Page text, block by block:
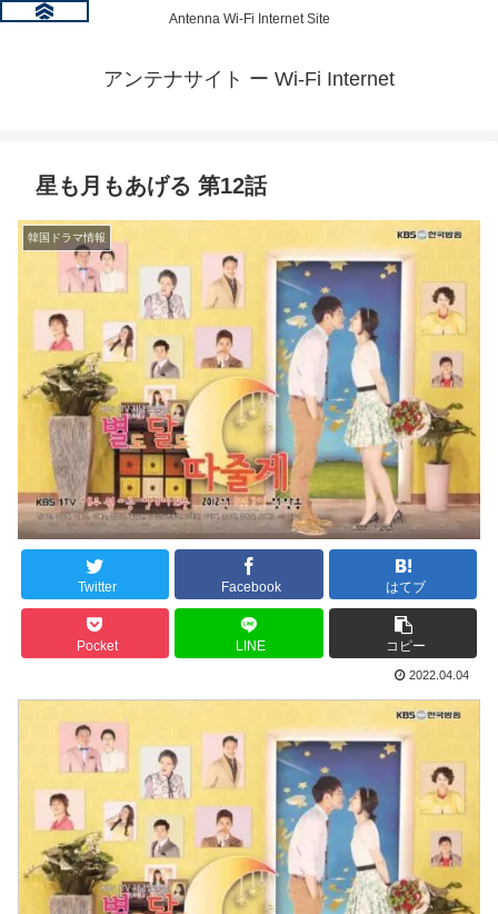
Antenna Wi-Fi Internet Site
アンテナサイト ー Wi-Fi Internet
星も月もあげる 第12話
韓国ドラマ情報
Twitter Facebook はてブ
Pocket LINE コピー
2022.04.04